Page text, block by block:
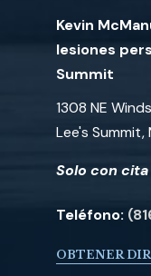
Kevin
lesiones
Summit
1308 NE
Lee's
Solo con
Teléfono:
OBTENER